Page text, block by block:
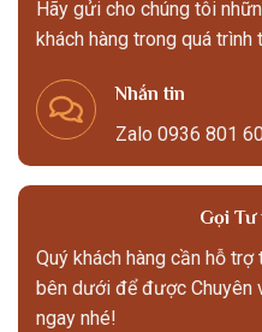
Hãy gửi cho chúng tôi
khách hàng trong quá trình
Nhắn tin
Zalo 0936 801
Gọi Tư
Quý khách hàng cần hỗ
bên dưới để được Chuyên
ngay nhé!